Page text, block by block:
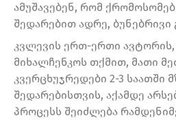
ამუშავებენ, რომ
შედარებით ადრე, ბუნებრივი
კვლევის ერთ-ერთი ავტორის,
მიხალჩენკოს თქმით, მათი
კვერცხუჯრედები 2-3 საათში
შედარებისთვის, აქამდე
პროცესს შეიძლება